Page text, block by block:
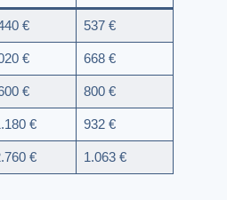
€ 537 €
€ 668 €
€ 800 €
€ 932 €
€ 1.063 €